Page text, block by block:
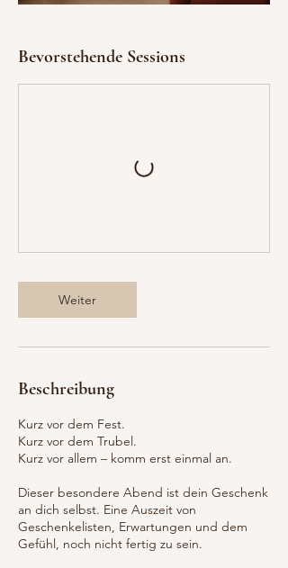
Bevorstehende Sessions
Weiter
Beschreibung
Kurz vor dem Fest.
Kurz vor dem Trubel.
Kurz vor allem – komm erst einmal an.
Dieser besondere Abend ist dein Geschenk
an dich selbst. Eine Auszeit von
Geschenkelisten, Erwartungen und dem
Gefühl, noch nicht fertig zu sein.